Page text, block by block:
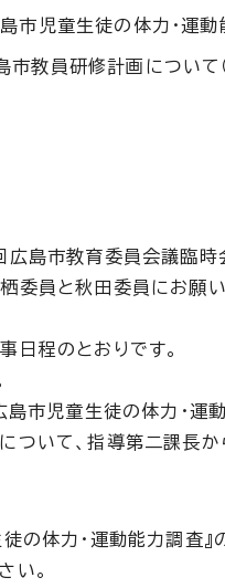
児童生徒の体力・運動
教員研修計画について（
島市教育委員会議臨時
委員と秋田委員にお願い
日程のとおりです。
島市児童生徒の体力・運
ついて、指導第二課長か
の体力・運動能力調査』
い。